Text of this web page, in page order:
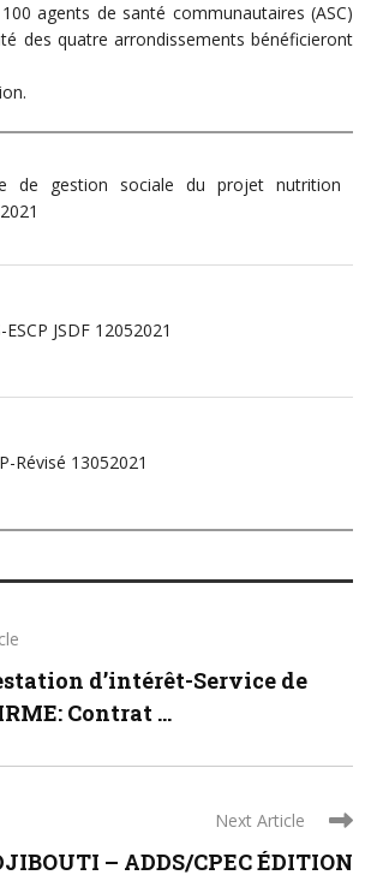
agents de santé communautaires (ASC)
des quatre arrondissements bénéficieront
de gestion sociale du projet nutrition
ESCP JSDF 12052021
Révisé 13052021
d’intérêt-Service de
Contrat ...
Next Article
– ADDS/CPEC ÉDITION